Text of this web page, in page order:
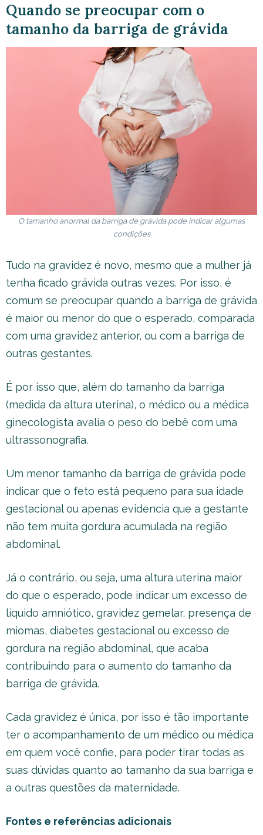
Quando se preocupar com o
tamanho da barriga de grávida
O tamanho anormal da barriga de grávida pode indicar algumas
condições
Tudo na gravidez é novo, mesmo que a mulher já
tenha ficado grávida outras vezes. Por isso, é
comum se preocupar quando a barriga de grávida
é maior ou menor do que o esperado, comparada
com uma gravidez anterior, ou com a barriga de
outras gestantes.
É por isso que, além do tamanho da barriga
(medida da altura uterina), o médico ou a médica
ginecologista avalia o peso do bebê com uma
ultrassonografia.
Um menor tamanho da barriga de grávida pode
indicar que o feto está pequeno para sua idade
gestacional ou apenas evidencia que a gestante
não tem muita gordura acumulada na região
abdominal.
Já o contrário, ou seja, uma altura uterina maior
do que o esperado, pode indicar um excesso de
líquido amniótico, gravidez gemelar, presença de
miomas, diabetes gestacional ou excesso de
gordura na região abdominal, que acaba
contribuindo para o aumento do tamanho da
barriga de grávida.
Cada gravidez é única, por isso é tão importante
ter o acompanhamento de um médico ou médica
em quem você confie, para poder tirar todas as
suas dúvidas quanto ao tamanho da sua barriga e
a outras questões da maternidade.
Fontes e referências adicionais